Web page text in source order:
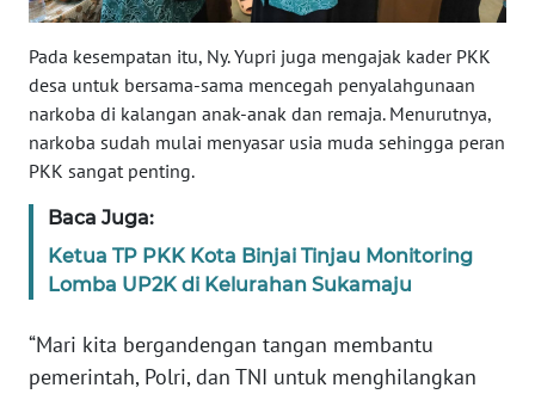
Pada kesempatan itu, Ny. Yupri juga mengajak kader PKK
desa untuk bersama-sama mencegah penyalahgunaan
narkoba di kalangan anak-anak dan remaja. Menurutnya,
narkoba sudah mulai menyasar usia muda sehingga peran
PKK sangat penting.
Baca Juga:
Ketua TP PKK Kota Binjai Tinjau Monitoring
Lomba UP2K di Kelurahan Sukamaju
“Mari kita bergandengan tangan membantu
pemerintah, Polri, dan TNI untuk menghilangkan
SUMBAR
WN
WN
LAMPUNG
WN
JATENG